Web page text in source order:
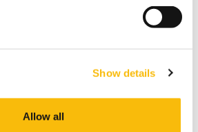
Show details
Allow all